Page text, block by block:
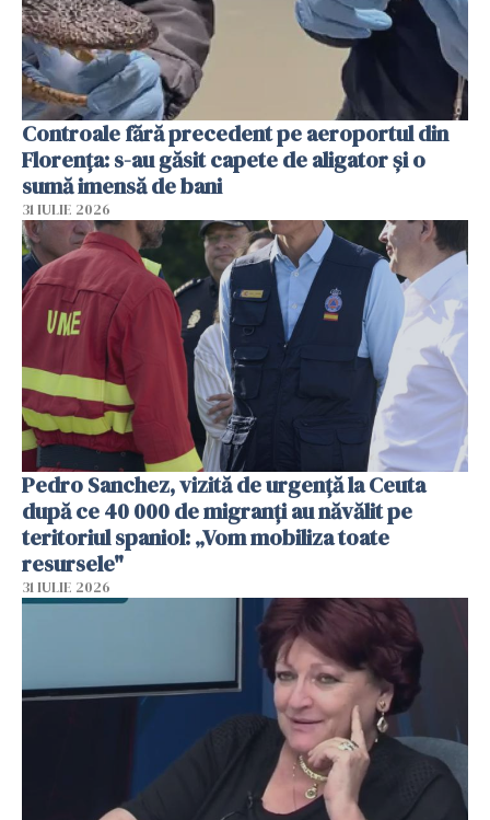
Controale fără precedent pe aeroportul din
Florența: s-au găsit capete de aligator și o
sumă imensă de bani
31 IULIE 2026
Pedro Sanchez, vizită de urgență la Ceuta
după ce 40 000 de migranți au năvălit pe
teritoriul spaniol: „Vom mobiliza toate
resursele"
31 IULIE 2026